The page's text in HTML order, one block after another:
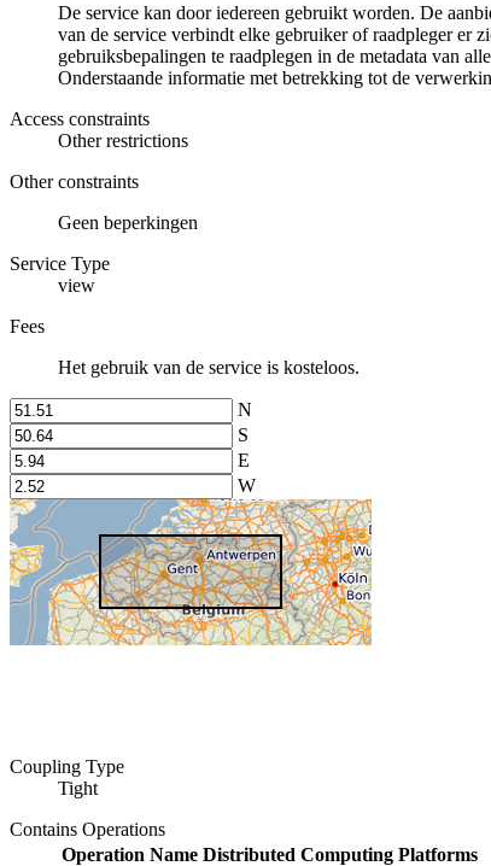
De service kan door iedereen gebruikt worden. De
van de service verbindt elke gebruiker of raadpleger er
gebruiksbepalingen te raadplegen in de metadata van
Onderstaande informatie met betrekking tot de
Access constraints
Other restrictions
Other constraints
Geen beperkingen
Service Type
view
Fees
Het gebruik van de service is kosteloos.
N
S
E
W
Coupling Type
Tight
Contains Operations
Operation Name Distributed Computing Platforms